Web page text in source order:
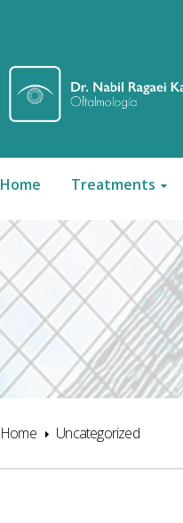
Home Treatments
Home Uncategorized